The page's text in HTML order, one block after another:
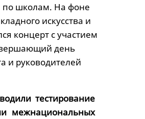
по школам. На фоне
искусства и
концерт с участием
день
и руководителей
тестирование
межнациональных